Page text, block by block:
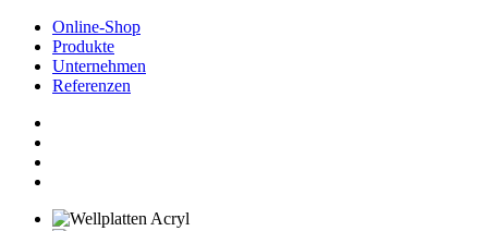
Online-Shop
Produkte
Unternehmen
Referenzen